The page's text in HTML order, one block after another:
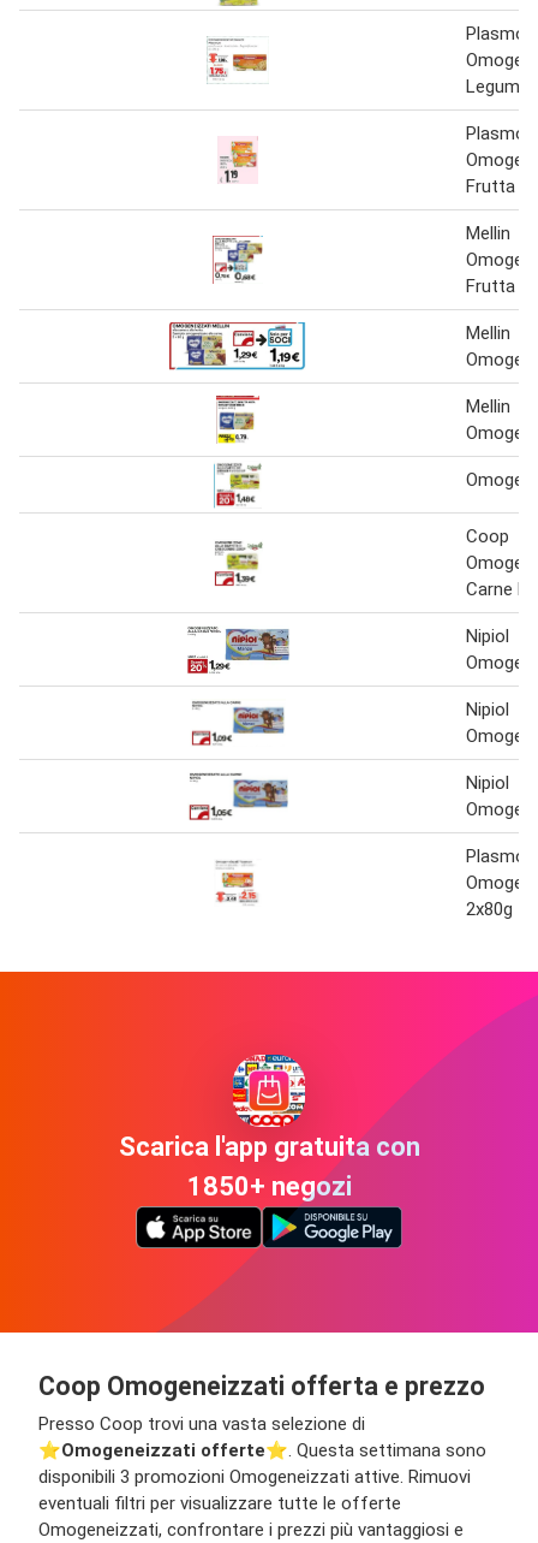
Plasmon
Legumi
Plasmon
Frutta
Mellin
Frutta
Mellin
Mellin
Coop
Carne
Nipiol
Nipiol
Nipiol
Plasmon
2x80g
Scarica l'app gratuita con
1850+ negozi
Coop Omogeneizzati offerta e prezzo
Presso Coop trovi una vasta selezione di
⭐️Omogeneizzati offerte⭐️. Questa settimana sono
disponibili 3 promozioni Omogeneizzati attive. Rimuovi
eventuali filtri per visualizzare tutte le offerte
Omogeneizzati, confrontare i prezzi più vantaggiosi e